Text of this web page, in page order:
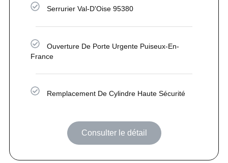
Serrurier Val-D'Oise 95380
Ouverture De Porte Urgente Puiseux-En-
France
Remplacement De Cylindre Haute Sécurité
Consulter le détail